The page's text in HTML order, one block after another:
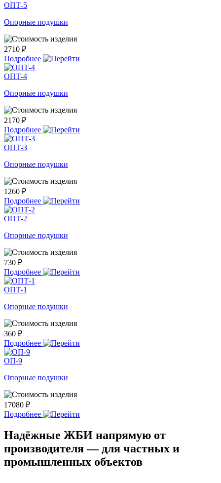
ОПТ-5
Опорные подушки
2710 ₽
Подробнее
ОПТ-4
Опорные подушки
2170 ₽
Подробнее
ОПТ-3
Опорные подушки
1260 ₽
Подробнее
ОПТ-2
Опорные подушки
730 ₽
Подробнее
ОПТ-1
Опорные подушки
360 ₽
Подробнее
ОП-9
Опорные подушки
17080 ₽
Подробнее
Надёжные ЖБИ напрямую от
производителя — для частных и
промышленных объектов